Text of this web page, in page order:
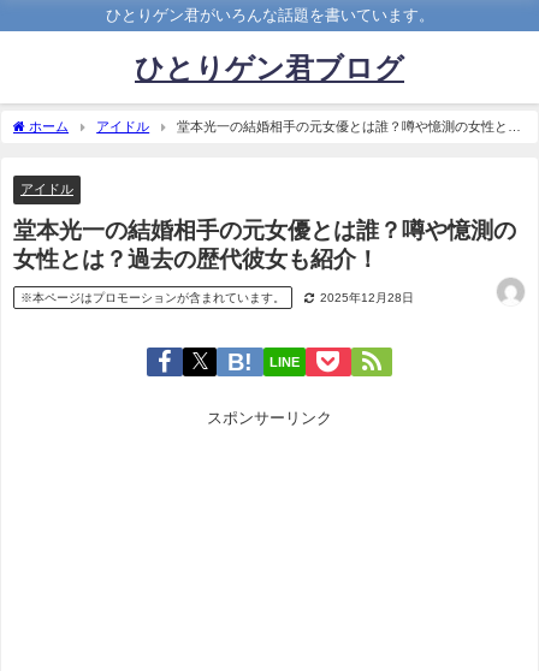
ひとりゲン君がいろんな話題を書いています。
ひとりゲン君ブログ
ホーム アイドル
堂本光一の結婚相手の元女優とは誰？噂や憶測の女性と
アイドル
堂本光一の結婚相手の元女優とは誰？噂や憶測の
女性とは？過去の歴代彼女も紹介！
※本ページはプロモーションが含まれています。 2025年12月28日
LINE
スポンサーリンク